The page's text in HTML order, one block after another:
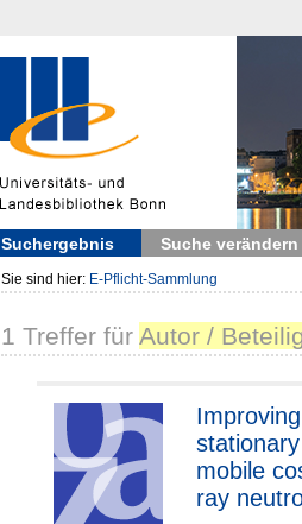
Suchergebnis Suche verändern
Sie sind hier: E-Pflicht-Sammlung
1 Treffer für Autor /
Improving
mobile
ray